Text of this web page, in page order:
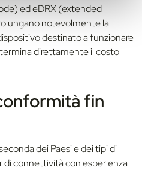
ed eDRX (extended
notevolmente la
destinato a funzionare
direttamente il costo
fin
dei Paesi e dei tipi di
di connettività con esperienza